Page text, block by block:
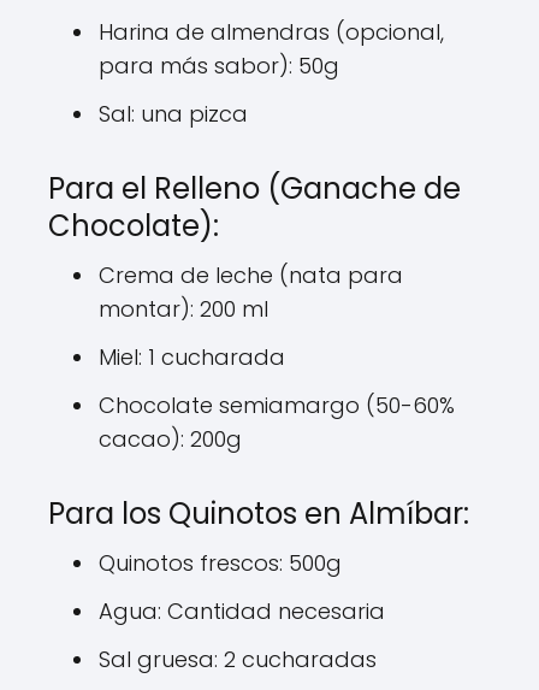
Harina de almendras (opcional,
para más sabor): 50g
Sal: una pizca
Para el Relleno (Ganache de
Chocolate):
Crema de leche (nata para
montar): 200 ml
Miel: 1 cucharada
Chocolate semiamargo (50-60%
cacao): 200g
Para los Quinotos en Almíbar:
Quinotos frescos: 500g
Agua: Cantidad necesaria
Sal gruesa: 2 cucharadas